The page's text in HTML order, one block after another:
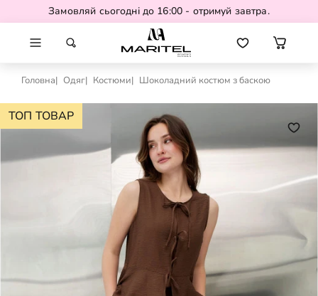
Замовляй сьогодні до 16:00 - отримуй завтра.
Головна Одяг Костюми Шоколадний костюм з баскою
ТОП ТОВАР